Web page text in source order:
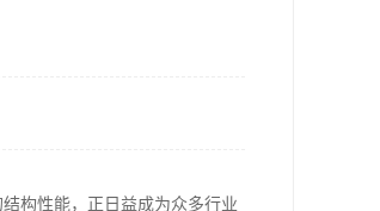
构性能，正日益成为众多行业